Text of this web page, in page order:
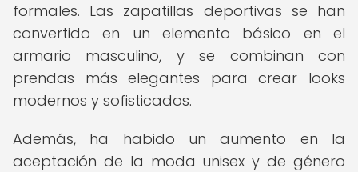
formales. Las zapatillas deportivas se han
convertido en un elemento básico en el
armario masculino, y se combinan con
prendas más elegantes para crear looks
modernos y sofisticados.
Además, ha habido un aumento en la
aceptación de la moda unisex y de género